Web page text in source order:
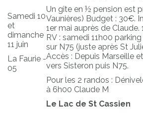
Samedi 10
et
dimanche
11 juin
La Faurie -
05
Un gîte en ½ pension est
Vaunières) Budget : 30€.
1er mai auprès de Claude.
RV : samedi 11h00
sur N75 (juste après St
Accès : Depuis Marseille
vers Sisteron puis N75.
Pour les 2 randos :
à 6h00 Claude M
Le Lac de St Cassien